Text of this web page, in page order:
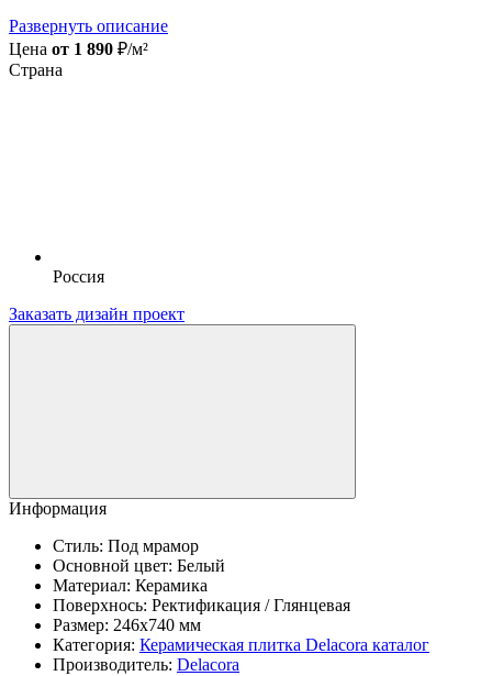
Развернуть описание
Цена от 1 890 ₽/м²
Страна
Россия
Заказать дизайн проект
Информация
Стиль: Под мрамор
Основной цвет: Белый
Материал: Керамика
Поверхнось: Ректификация / Глянцевая
Размер: 246x740 мм
Категория: Керамическая плитка Delacora каталог
Производитель: Delacora